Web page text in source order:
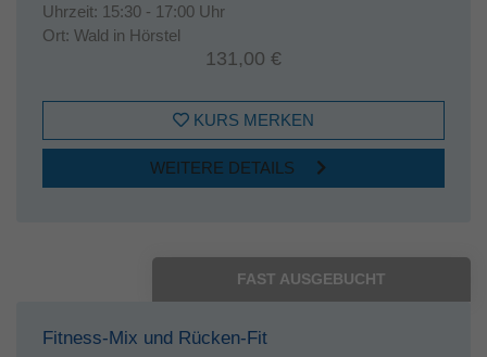
Uhrzeit: 15:30 - 17:00 Uhr
Ort: Wald in Hörstel
131,00 €
KURS MERKEN
WEITERE DETAILS
FAST AUSGEBUCHT
Fitness-Mix und Rücken-Fit